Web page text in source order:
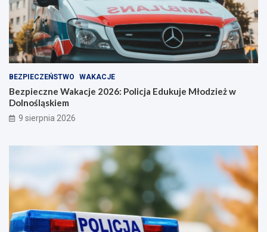
BEZPIECZEŃSTWO WAKACJE
Bezpieczne Wakacje 2026: Policja Edukuje Młodzież w
Dolnośląskiem
9 sierpnia 2026